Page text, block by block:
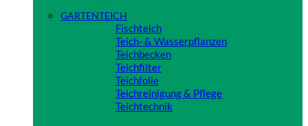
GARTENTEICH
Fischteich
Teich- & Wasserpflanzen
Teichbecken
Teichfilter
Teichfolie
Teichreinigung & Pflege
Teichtechnik